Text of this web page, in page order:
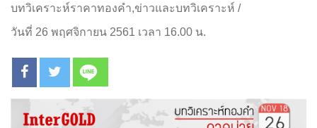
บทวิเคราะห์ราคาทองคำ,ข่าวและบทวิเคราะห์ /
วันที่ 26 พฤศจิกายน 2561 เวลา 16.00 น.